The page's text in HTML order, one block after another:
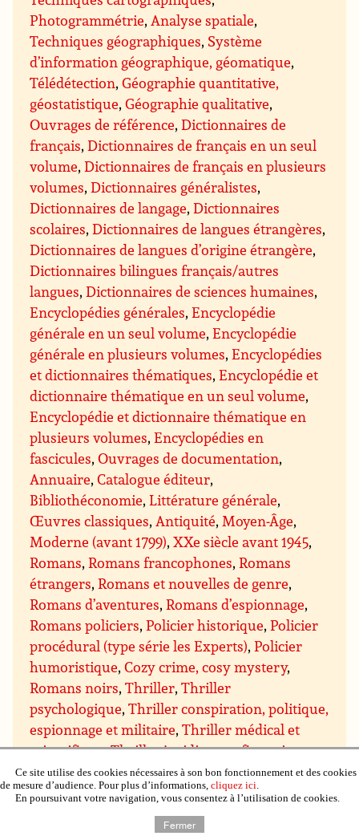
Photogrammétrie, Analyse spatiale,
Techniques géographiques, Système
d’information géographique, géomatique,
Télédétection,Géographie quantitative,
géostatistique,Géographie qualitative,
Ouvrages de référence,Dictionnaires de
français,Dictionnaires de français en un seul
volume,Dictionnaires de français en plusieurs
volumes,Dictionnaires généralistes,
Dictionnaires de langage,Dictionnaires
scolaires,Dictionnaires de langues étrangères,
Dictionnaires de langues d’origine étrangère,
Dictionnaires bilingues français/autres
langues,Dictionnaires de sciences humaines,
Encyclopédies générales,Encyclopédie
générale en un seul volume,Encyclopédie
générale en plusieurs volumes,Encyclopédies
et dictionnaires thématiques,Encyclopédie et
dictionnaire thématique en un seul volume,
Encyclopédie et dictionnaire thématique en
plusieurs volumes,Encyclopédies en
fascicules,Ouvrages de documentation,
Annuaire,Catalogue éditeur,
Bibliothéconomie,Littérature générale,
Œuvres classiques, Antiquité, Moyen-Âge,
Moderne (avant 1799),XXe siècle avant 1945,
Romans,Romans francophones,Romans
étrangers,Romans et nouvelles de genre,
Romans d’aventures,Romans d’espionnage,
Romans policiers,Policier historique,Policier
procédural (type série les Experts),Policier
humoristique,Cozy crime, cosy mystery,
Romans noirs,Thriller,Thriller
psychologique,Thriller conspiration, politique,
espionnage et militaire,Thriller médical et
scientifique,Thriller juridique et financier,
Thriller ésotérique,Romans d’amour, romans
sentimentaux,Sentimental contemporain
Sentimental suspens,Sentimental historique
Sentimental paranormal, bit-lit
Ce site utilise des cookies nécessaires à son bon fonctionnement et des cookies
de mesure d’audience. Pour plus d’informations, cliquez ici.
En poursuivant votre navigation, vous consentez à l’utilisation de cookies.
Fermer